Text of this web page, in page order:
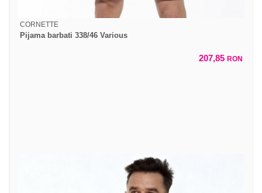
CORNETTE
Pijama barbati 338/46 Various
207,85 RON